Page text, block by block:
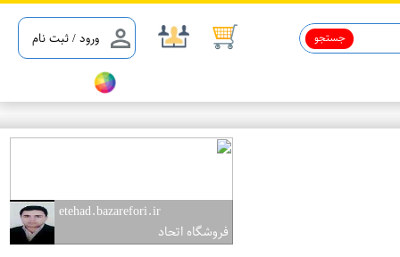
ورود / ثبت نام جستجو
etehad.bazarefori.ir
فروشگاه اتحاد